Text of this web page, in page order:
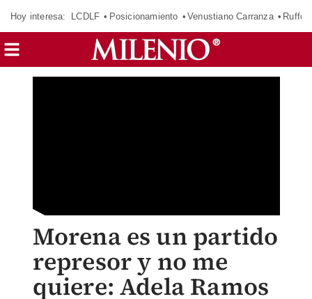
Hoy interesa: LCDLF Posicionamiento Venustiano Carranza Ruffo
Morena es un partido
represor y no me
quiere: Adela Ramos